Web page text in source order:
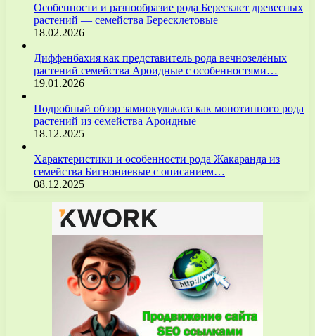
Особенности и разнообразие рода Бересклет древесных
растений — семейства Бересклетовые
18.02.2026
Диффенбахия как представитель рода вечнозелёных
растений семейства Ароидные с особенностями…
19.01.2026
Подробный обзор замиокулькаса как монотипного рода
растений из семейства Ароидные
18.12.2025
Характеристики и особенности рода Жакаранда из
семейства Бигнониевые с описанием…
08.12.2025